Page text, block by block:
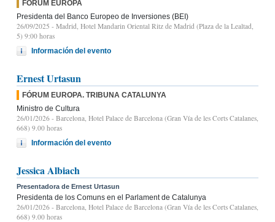
FÓRUM EUROPA
Presidenta del Banco Europeo de Inversiones (BEI)
26/09/2025 - Madrid, Hotel Mandarin Oriental Ritz de Madrid (Plaza de la Lealtad,
5) 9:00 horas
Información del evento
Ernest Urtasun
FÓRUM EUROPA. TRIBUNA CATALUNYA
Ministro de Cultura
26/01/2026 - Barcelona, Hotel Palace de Barcelona (Gran Vía de les Corts Catalanes,
668) 9.00 horas
Información del evento
Jessica Albiach
Presentadora de Ernest Urtasun
Presidenta de los Comuns en el Parlament de Catalunya
26/01/2026 - Barcelona, Hotel Palace de Barcelona (Gran Vía de les Corts Catalanes,
668) 9.00 horas